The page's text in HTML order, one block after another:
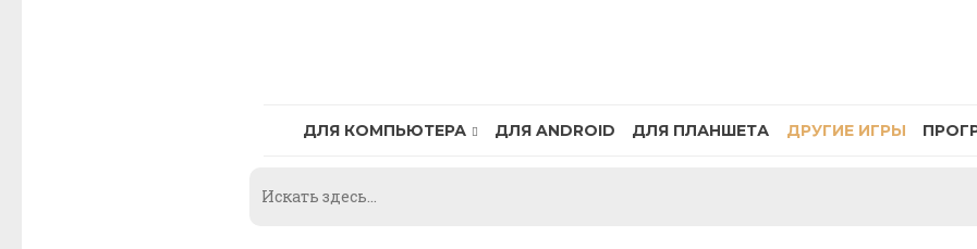
ДЛЯ КОМПЬЮТЕРА ДЛЯ ANDROID ДЛЯ ПЛАНШЕТА ДРУГИЕ ИГРЫ